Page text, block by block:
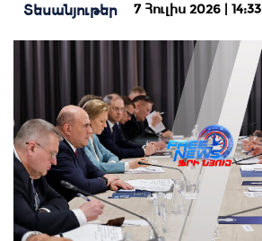
Տեսանյութեր 7 Հուլիս 2026 | 14:33